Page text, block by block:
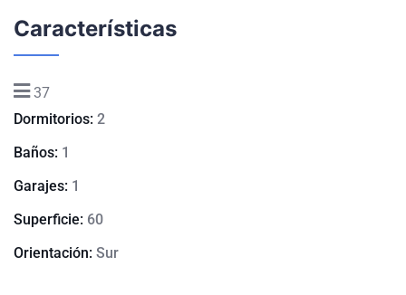
Características
37
Dormitorios: 2
Baños: 1
Garajes: 1
Superficie: 60
Orientación: Sur